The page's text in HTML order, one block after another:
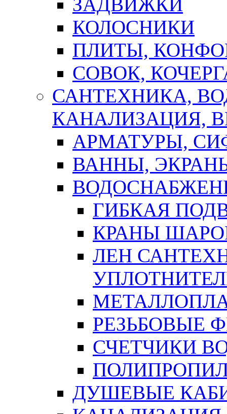
ЗАДВИЖКИ
КОЛОСНИКИ
ПЛИТЫ,
СОВОК,
САНТЕХНИКА,
КАНАЛИЗАЦИЯ,
АРМАТУРЫ,
ВАННЫ,
ГИБКАЯ
КРАНЫ
ЛЕН
РЕЗЬБОВЫЕ
СЧЕТЧИКИ
ДУШЕВЫЕ